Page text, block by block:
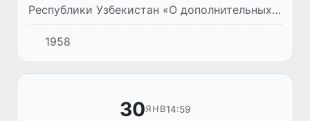
Республики Узбекистан «О дополнительных
мерах по ускорению реформ в сфере
образования» (ПП № 54 от 02.02.2024 года).
1958
30ЯНВ14:59